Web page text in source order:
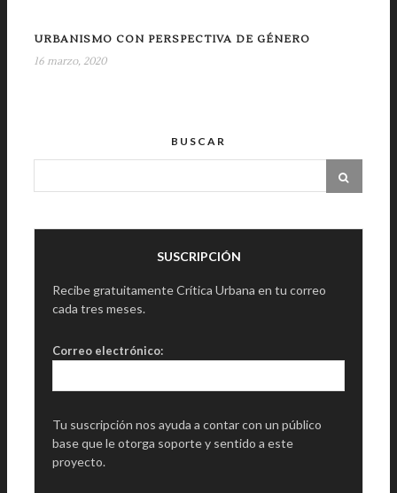
URBANISMO CON PERSPECTIVA DE GÉNERO
16 marzo, 2020
BUSCAR
SUSCRIPCIÓN
Recibe gratuitamente Crítica Urbana en tu correo
cada tres meses.
Correo electrónico:
Tu suscripción nos ayuda a contar con un público
base que le otorga soporte y sentido a este
proyecto.